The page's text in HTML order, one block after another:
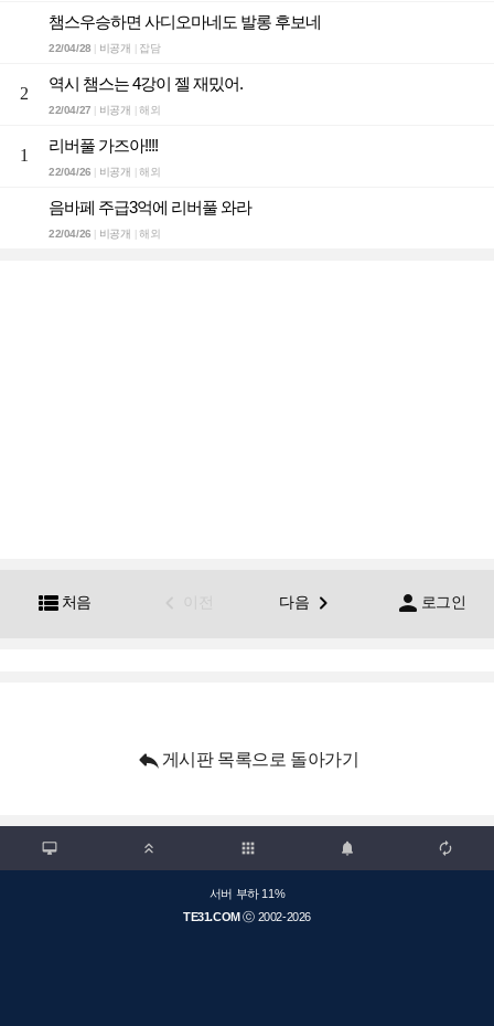
챔스우승하면 사디오마네도 발롱 후보네
22/04/28 비공개 잡담
2
역시 챔스는 4강이 젤 재밌어.
22/04/27 비공개 해외
1
리버풀 가즈아!!!!
22/04/26 비공개 해외
음바페 주급3억에 리버풀 와라
22/04/26 비공개 해외
 처음 다음   로그인
 게시판 목록으로 돌아가기
  apps  
서버 부하 11%
TE31.COMⓒ 2002-2026